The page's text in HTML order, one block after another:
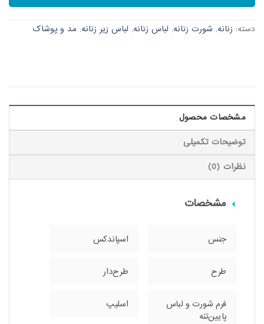
دسته: زنانه, شورت زنانه, لباس زنانه, لباس زیر زنانه, مد و پوشاک
مشخصات محصول
توضیحات تکمیلی
نظرات (0)
مشخصات
جنس اسپاندکس
طرح طرح‌دار
فرم شورت و لباس
پایین‌تنه
اسلیپ